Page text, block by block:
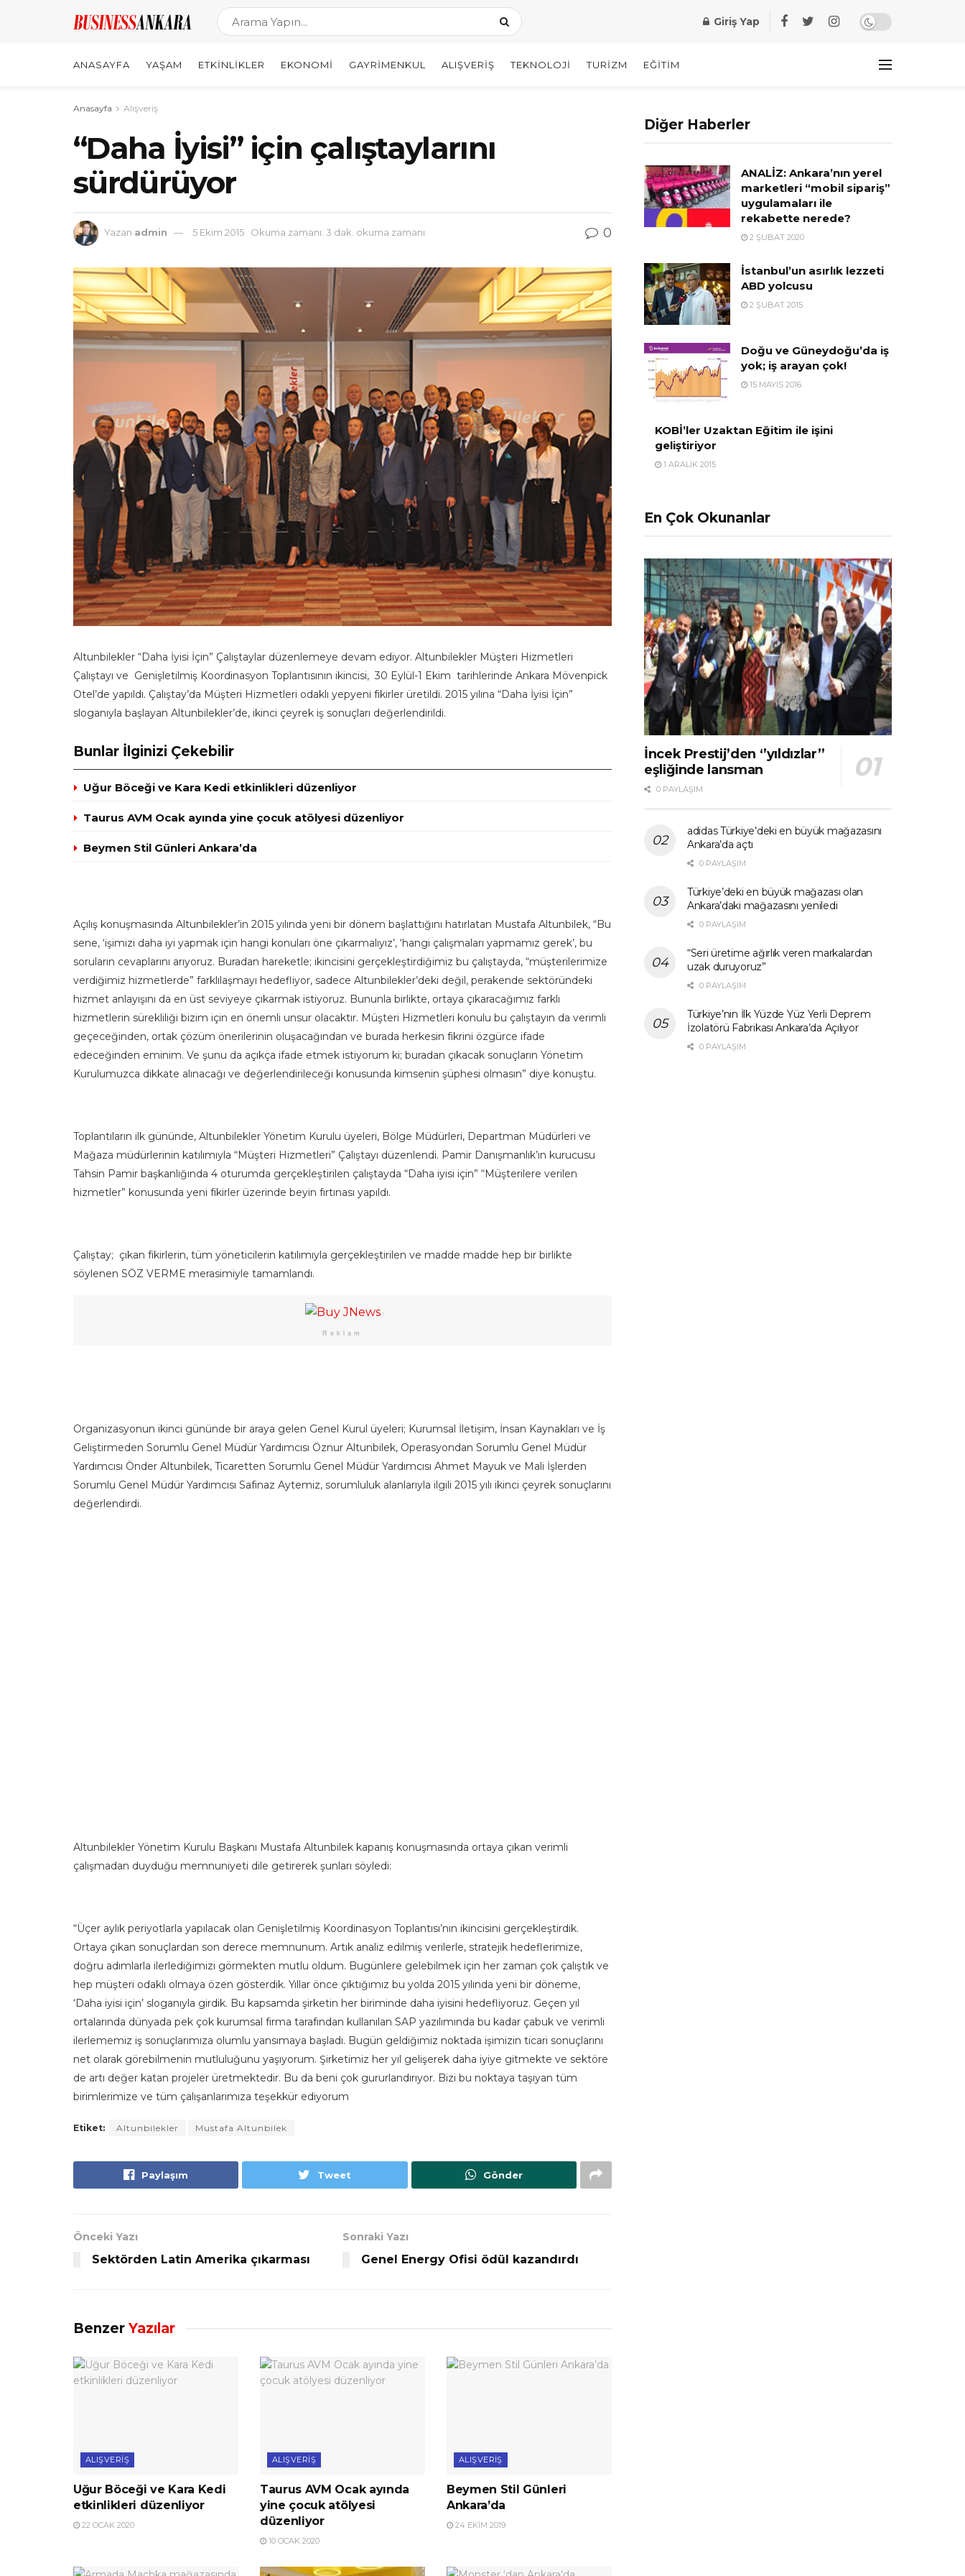
Giriş Yap
ANASAYFA YAŞAM ETKINLIKLER EKONOMI GAYRIMENKUL ALIŞVERIŞ TEKNOLOJI TURIZM EĞITIM
Anasayfa Alışveriş
“Daha İyisi” için çalıştaylarını
sürdürüyor
Yazan admin 5 Ekim 2015 Okuma zamanı: 3 dak. okuma zamanı 0
Altunbilekler “Daha İyisi İçin” Çalıştaylar düzenlemeye devam ediyor. Altunbilekler Müşteri Hizmetleri
Çalıştayı ve Genişletilmiş Koordinasyon Toplantısının ikincisi, 30 Eylül-1 Ekim tarihlerinde Ankara Mövenpick
Otel’de yapıldı. Çalıştay’da Müşteri Hizmetleri odaklı yepyeni fikirler üretildi. 2015 yılına “Daha İyisi İçin”
sloganıyla başlayan Altunbilekler’de, ikinci çeyrek iş sonuçları değerlendirildi.
Bunlar İlginizi Çekebilir
Uğur Böceği ve Kara Kedi etkinlikleri düzenliyor
Taurus AVM Ocak ayında yine çocuk atölyesi düzenliyor
Beymen Stil Günleri Ankara’da
Açılış konuşmasında Altunbilekler’in 2015 yılında yeni bir dönem başlattığını hatırlatan Mustafa Altunbilek, “Bu
sene, ‘işimizi daha iyi yapmak için hangi konuları öne çıkarmalıyız’, ‘hangi çalışmaları yapmamız gerek’, bu
soruların cevaplarını arıyoruz. Buradan hareketle; ikincisini gerçekleştirdiğimiz bu çalıştayda, “müşterilerimize
verdiğimiz hizmetlerde” farklılaşmayı hedefliyor, sadece Altunbilekler’deki değil, perakende sektöründeki
hizmet anlayışını da en üst seviyeye çıkarmak istiyoruz. Bununla birlikte, ortaya çıkaracağımız farklı
hizmetlerin sürekliliği bizim için en önemli unsur olacaktır. Müşteri Hizmetleri konulu bu çalıştayın da verimli
geçeceğinden, ortak çözüm önerilerinin oluşacağından ve burada herkesin fikrini özgürce ifade
edeceğinden eminim. Ve şunu da açıkça ifade etmek istiyorum ki; buradan çıkacak sonuçların Yönetim
Kurulumuzca dikkate alınacağı ve değerlendirileceği konusunda kimsenin şüphesi olmasın” diye konuştu.
Toplantıların ilk gününde, Altunbilekler Yönetim Kurulu üyeleri, Bölge Müdürleri, Departman Müdürleri ve
Mağaza müdürlerinin katılımıyla “Müşteri Hizmetleri” Çalıştayı düzenlendi. Pamir Danışmanlık’ın kurucusu
Tahsin Pamir başkanlığında 4 oturumda gerçekleştirilen çalıştayda “Daha iyisi için” “Müşterilere verilen
hizmetler” konusunda yeni fikirler üzerinde beyin fırtınası yapıldı.
Çalıştay; çıkan fikirlerin, tüm yöneticilerin katılımıyla gerçekleştirilen ve madde madde hep bir birlikte
söylenen SÖZ VERME merasimiyle tamamlandı.
Reklam
Organizasyonun ikinci gününde bir araya gelen Genel Kurul üyeleri; Kurumsal İletişim, İnsan Kaynakları ve İş
Geliştirmeden Sorumlu Genel Müdür Yardımcısı Öznur Altunbilek, Operasyondan Sorumlu Genel Müdür
Yardımcısı Önder Altunbilek, Ticaretten Sorumlu Genel Müdür Yardımcısı Ahmet Mayuk ve Mali İşlerden
Sorumlu Genel Müdür Yardımcısı Safinaz Aytemiz, sorumluluk alanlarıyla ilgili 2015 yılı ikinci çeyrek sonuçlarını
değerlendirdi.
Altunbilekler Yönetim Kurulu Başkanı Mustafa Altunbilek kapanış konuşmasında ortaya çıkan verimli
çalışmadan duyduğu memnuniyeti dile getirerek şunları söyledi:
“Üçer aylık periyotlarla yapılacak olan Genişletilmiş Koordinasyon Toplantısı’nın ikincisini gerçekleştirdik.
Ortaya çıkan sonuçlardan son derece memnunum. Artık analiz edilmiş verilerle, stratejik hedeflerimize,
doğru adımlarla ilerlediğimizi görmekten mutlu oldum. Bugünlere gelebilmek için her zaman çok çalıştık ve
hep müşteri odaklı olmaya özen gösterdik. Yıllar önce çıktığımız bu yolda 2015 yılında yeni bir döneme,
‘Daha iyisi için’ sloganıyla girdik. Bu kapsamda şirketin her biriminde daha iyisini hedefliyoruz. Geçen yıl
ortalarında dünyada pek çok kurumsal firma tarafından kullanılan SAP yazılımında bu kadar çabuk ve verimli
ilerlememiz iş sonuçlarımıza olumlu yansımaya başladı. Bugün geldiğimiz noktada işimizin ticari sonuçlarını
net olarak görebilmenin mutluluğunu yaşıyorum. Şirketimiz her yıl gelişerek daha iyiye gitmekte ve sektöre
de artı değer katan projeler üretmektedir. Bu da beni çok gururlandırıyor. Bizi bu noktaya taşıyan tüm
birimlerimize ve tüm çalışanlarımıza teşekkür ediyorum
Etiket: Altunbilekler Mustafa Altunbilek
Paylaşım Tweet Gönder
Önceki Yazı
Sektörden Latin Amerika çıkarması
Sonraki Yazı
Genel Energy Ofisi ödül kazandırdı
Benzer Yazılar
ALIŞVERIŞ
Uğur Böceği ve Kara Kedi
etkinlikleri düzenliyor
22 OCAK 2020
ALIŞVERIŞ
Taurus AVM Ocak ayında
yine çocuk atölyesi
düzenliyor
10 OCAK 2020
ALIŞVERIŞ
Beymen Stil Günleri
Ankara’da
24 EKIM 2019
Diğer Haberler
ANALİZ: Ankara’nın yerel
marketleri “mobil sipariş”
uygulamaları ile
rekabette nerede?
2 ŞUBAT 2020
İstanbul’un asırlık lezzeti
ABD yolcusu
2 ŞUBAT 2015
Doğu ve Güneydoğu’da iş
yok; iş arayan çok!
15 MAYIS 2016
KOBİ’ler Uzaktan Eğitim ile işini
geliştiriyor
1 ARALIK 2015
En Çok Okunanlar
İncek Prestij’den ‘’yıldızlar’’
eşliğinde lansman
0 PAYLAŞIM
adidas Türkiye’deki en büyük mağazasını
Ankara’da açtı
0 PAYLAŞIM
Türkiye’deki en büyük mağazası olan
Ankara’daki mağazasını yeniledi
0 PAYLAŞIM
“Seri üretime ağırlık veren markalardan
uzak duruyoruz”
0 PAYLAŞIM
Türkiye’nin İlk Yüzde Yüz Yerli Deprem
İzolatörü Fabrikası Ankara’da Açılıyor
0 PAYLAŞIM